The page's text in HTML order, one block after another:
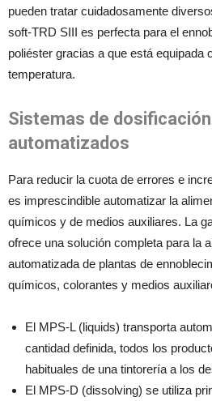
pueden tratar cuidadosamente
soft-TRD SIII es perfecta para el
poliéster gracias a que está equipada
temperatura.
Sistemas de
automatizados
Para reducir la cuota de errores e
es imprescindible automatizar la
químicos y de medios auxiliares. La
ofrece una solución completa para la
automatizada de plantas de
químicos, colorantes y medios
El MPS-L (liquids) transporta
cantidad definida, todos los
habituales de una tintorería a los
El MPS-D (dissolving) se utiliza